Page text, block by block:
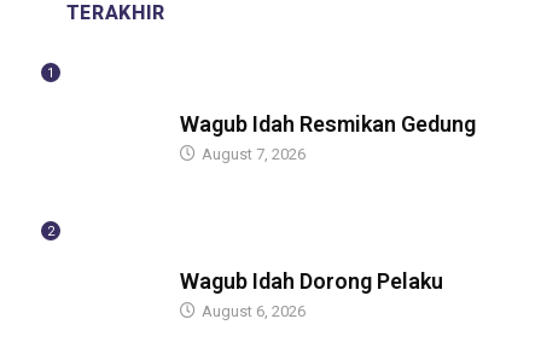
TERAKHIR
1
Wagub Idah Resmikan Gedung
August 7, 2026
2
Wagub Idah Dorong Pelaku
August 6, 2026